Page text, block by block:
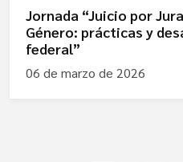
Jornada “Juicio por
Género: prácticas y
federal”
06 de marzo de 2026